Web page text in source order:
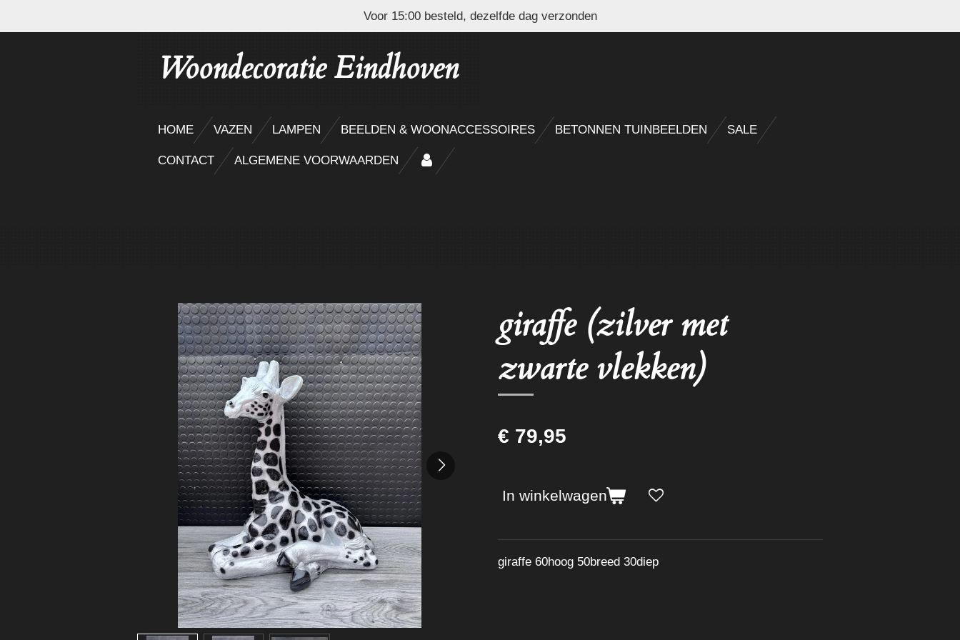
direct
Voor 15:00 besteld, dezelfde dag verzonden
Woondecoratie Eindhoven
HOME VAZEN LAMPEN BEELDEN & WOONACCESSOIRES BETONNEN TUINBEELDEN SALE
CONTACT ALGEMENE VOORWAARDEN
giraffe (zilver met
zwarte vlekken)
€ 79,95
In winkelwagen
giraffe 60hoog 50breed 30diep